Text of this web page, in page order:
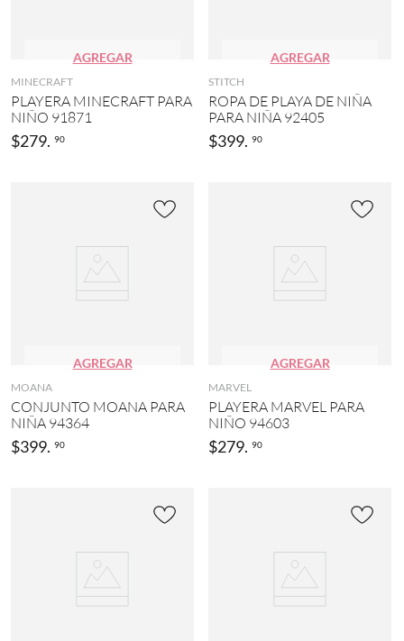
AGREGAR
MINECRAFT
PLAYERA MINECRAFT PARA
NIÑO 91871
$279. 90
AGREGAR
STITCH
ROPA DE PLAYA DE NIÑA
PARA NIÑA 92405
$399. 90
AGREGAR
MOANA
CONJUNTO MOANA PARA
NIÑA 94364
$399. 90
AGREGAR
MARVEL
PLAYERA MARVEL PARA
NIÑO 94603
$279. 90